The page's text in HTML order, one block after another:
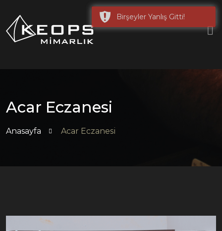
Acar Eczanesi
Anasayfa Acar Eczanesi
Birşeyler Yanlış Gitti!